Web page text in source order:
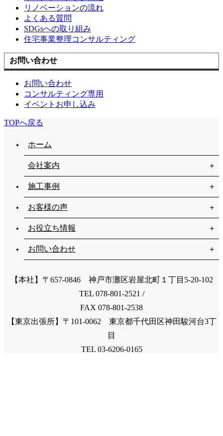
リノベーションの流れ
よくある質問
SDGsへの取り組み
住宅事業整理コンサルティング
お問い合わせ
お問い合わせ
コンサルティング専用
イベントお申し込み
TOPへ戻る
ホーム
会社案内
施工事例
お客様の声
お役立ち情報
お問い合わせ
【本社】〒657-0846 神戸市灘区岩屋北町１丁目5-20-102
TEL 078-801-2521 /
FAX 078-801-2538
【東京出張所】〒101-0062 東京都千代田区神田駿河台3丁
目
TEL 03-6206-0165